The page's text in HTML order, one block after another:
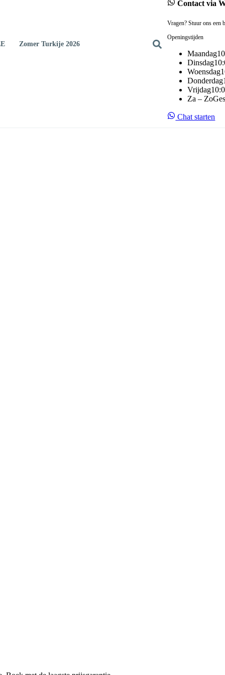
Zomer Turkije 2026
Contact via
Vragen? Stuur ons een
Openingstijden
Maandag
Dinsdag
Woensdag
Donderdag
Vrijdag
Za – Zo
Chat starten